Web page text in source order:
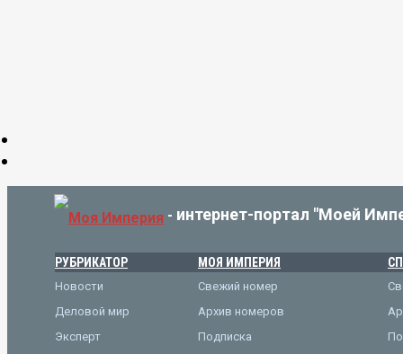
- интернет-портал "Моей
РУБРИКАТОР
Новости
Деловой мир
Эксперт
МОЯ ИМПЕРИЯ
Свежий номер
Архив номеров
Подписка